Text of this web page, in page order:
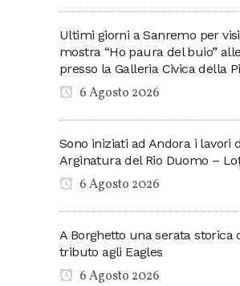
Ultimi giorni a Sanremo per
mostra “Ho paura del buio”
presso la Galleria Civica della
6 Agosto 2026
Sono iniziati ad Andora i lavori
Arginatura del Rio Duomo –
6 Agosto 2026
A Borghetto una serata storica
tributo agli Eagles
6 Agosto 2026